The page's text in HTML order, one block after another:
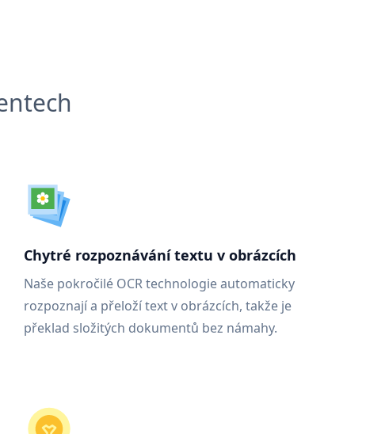
Chytré rozpoznávání textu v obrázcích
Naše pokročilé OCR technologie automaticky
rozpoznají a přeloží text v obrázcích, takže je
překlad složitých dokumentů bez námahy.